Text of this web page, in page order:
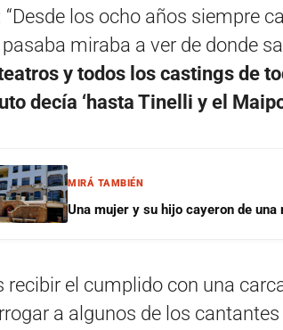
“Desde los ocho años siempre
miraba a ver de donde
y todos los castings de
decía ‘hasta Tinelli y el Maipo
MIRÁ TAMBIÉN
Una mujer y su hijo cayeron de
recibir el cumplido con una
a algunos de los